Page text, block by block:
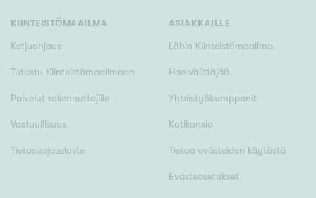
KIINTEISTÖMAAILMA
Ketjuohjaus
Tutustu Kiinteistömaailmaan
Palvelut rakennuttajille
Vastuullisuus
Tietosuojaseloste
ASIAKKAILLE
Lähin Kiinteistömaailma
Hae välittäjää
Yhteistyökumppanit
Kotikansio
Tietoa evästeiden käytöstä
Evästeasetukset